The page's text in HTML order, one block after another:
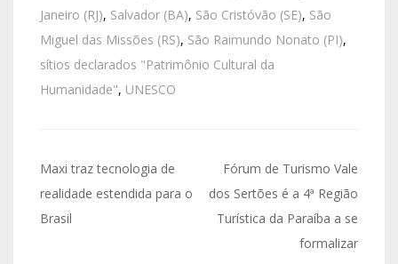
Janeiro (RJ), Salvador (BA), São Cristóvão (SE), São
Miguel das Missões (RS), São Raimundo Nonato (PI),
sítios declarados "Patrimônio Cultural da
Humanidade", UNESCO
Maxi traz tecnologia de
realidade estendida para o
Brasil
Fórum de Turismo Vale
dos Sertões é a 4ª Região
Turística da Paraíba a se
formalizar